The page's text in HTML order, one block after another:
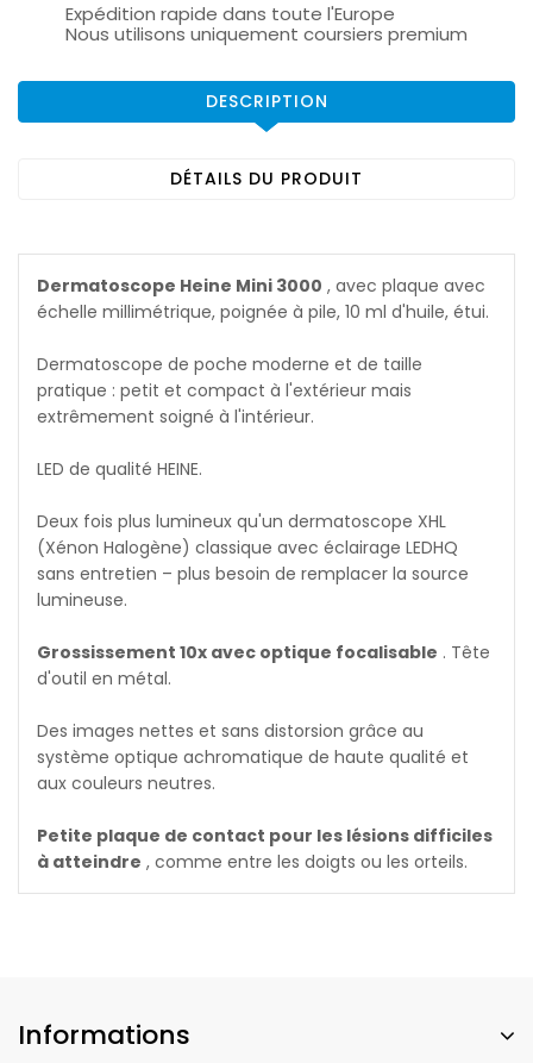
Expédition rapide dans toute l'Europe
Nous utilisons uniquement coursiers premium
DESCRIPTION
DÉTAILS DU PRODUIT
Dermatoscope Heine Mini 3000 , avec plaque avec
échelle millimétrique, poignée à pile, 10 ml d'huile, étui.
Dermatoscope de poche moderne et de taille
pratique : petit et compact à l'extérieur mais
extrêmement soigné à l'intérieur.
LED de qualité HEINE.
Deux fois plus lumineux qu'un dermatoscope XHL
(Xénon Halogène) classique avec éclairage LEDHQ
sans entretien – plus besoin de remplacer la source
lumineuse.
Grossissement 10x avec optique focalisable . Tête
d'outil en métal.
Des images nettes et sans distorsion grâce au
système optique achromatique de haute qualité et
aux couleurs neutres.
Petite plaque de contact pour les lésions difficiles
à atteindre , comme entre les doigts ou les orteils.
Informations